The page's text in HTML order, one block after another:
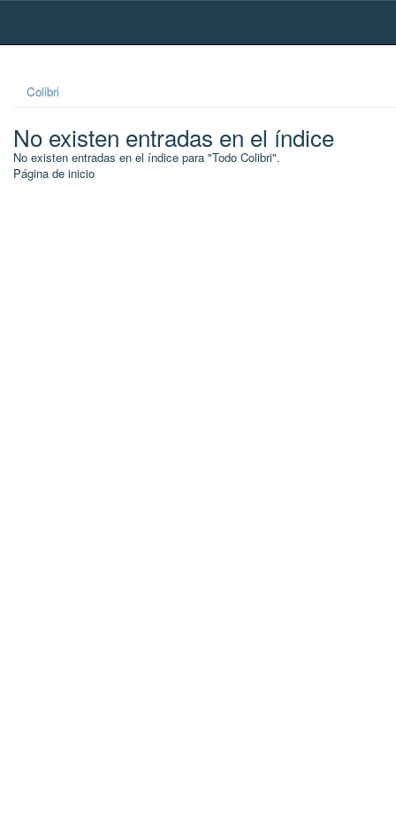
Skip
Colibri
No existen entradas en el índice
No existen entradas en el índice para "Todo Colibri".
Página de inicio